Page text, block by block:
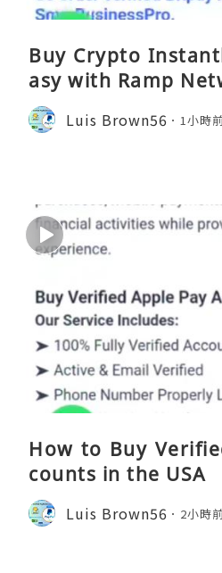
Buy Crypto
asy with Ramp
Luis Brown56 1小時
How to Buy
counts in the USA
Luis Brown56 2小時